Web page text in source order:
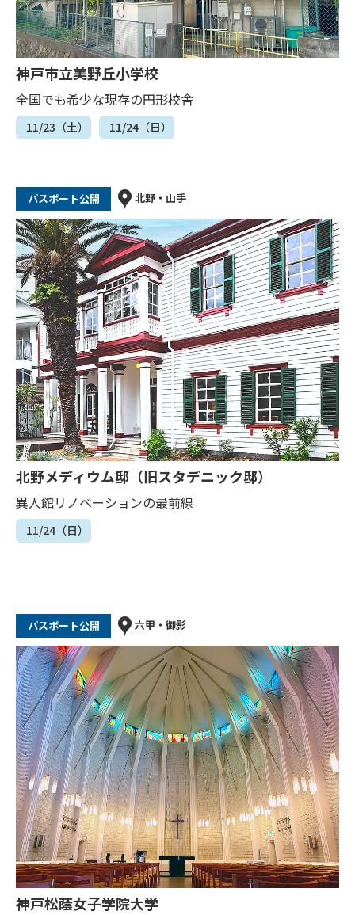
神戸市立美野丘小学校
全国でも希少な現存の円形校舎
11/23（土） 11/24（日）
パスポート公開 北野・山手
北野メディウム邸（旧スタデニック邸）
異人館リノベーションの最前線
11/24（日）
パスポート公開 六甲・御影
神戸松蔭女子学院大学